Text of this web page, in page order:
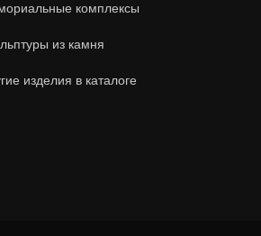
комплексы
из камня
изделия в каталоге